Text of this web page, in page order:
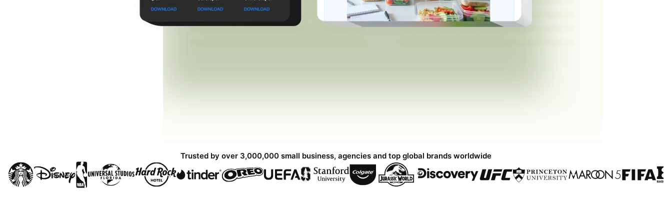
Trusted by over 3,000,000 small business, agencies and top global brands worldwide